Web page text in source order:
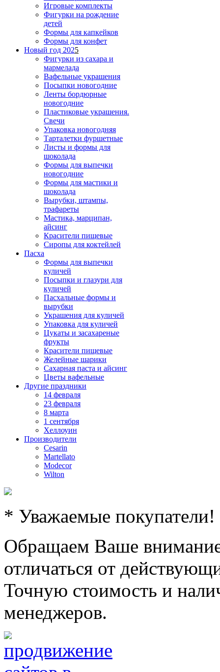
Игровые комплекты
Фигурки на рождение
детей
Формы для капкейков
Формы для конфет
Новый год 2025
Фигурки из сахара и
мармелада
Вафельные украшения
Посыпки новогодние
Ленты бордюрные
новогодние
Пластиковые украшения.
Свечи
Упаковка новогодняя
Тарталетки фуршетные
Листы и формы для
шоколада
Формы для выпечки
новогодние
Формы для мастики и
шоколада
Вырубки, штампы,
трафареты
Мастика, марципан,
айсинг
Красители пищевые
Сиропы для коктейлей
Пасха
Формы для выпечки
куличей
Посыпки и глазури для
куличей
Пасхальные формы и
вырубки
Украшения для куличей
Упаковка для куличей
Цукаты и засахареные
фрукты
Красители пищевые
Желейные шарики
Сахарная паста и айсинг
Цветы вафельные
Другие праздники
14 февраля
23 февраля
8 марта
1 сентября
Хеллоуин
Производители
Cesarin
Martellato
Modecor
Wilton
* Уважаемые покупатели!
Обращаем Ваше
отличаться от
Точную стоимость и
менеджеров.